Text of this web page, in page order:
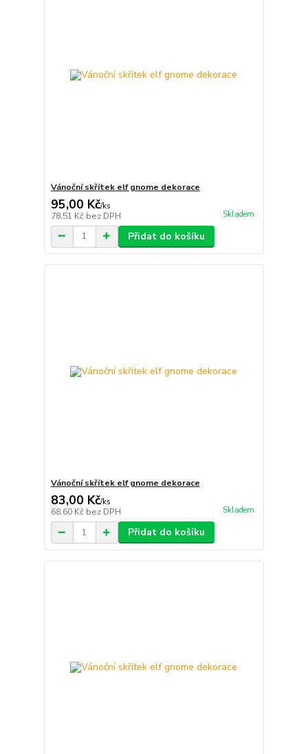
Vánoční skřítek elf gnome dekorace
95,00 Kč/ks
78,51 Kč bez DPH Skladem
Přidat do košíku
Vánoční skřítek elf gnome dekorace
83,00 Kč/ks
68,60 Kč bez DPH Skladem
Přidat do košíku